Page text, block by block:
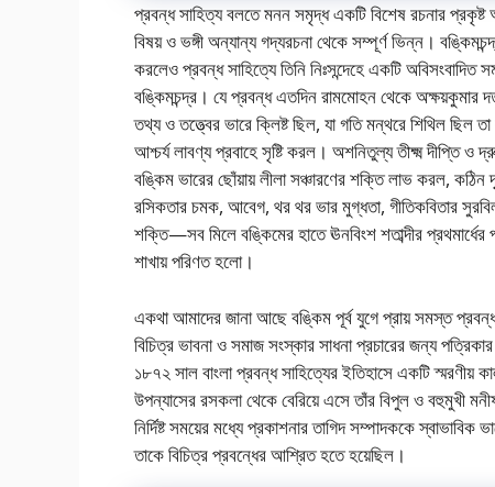
প্রবন্ধ সাহিত্য বলতে মনন সমৃদ্ধ একটি বিশেষ রচনার
বিষয় ও ভঙ্গী অন্যান্য গদ্যরচনা থেকে সম্পূর্ণ ভিন্ন।
করলেও প্রবন্ধ সাহিত্যে তিনি নিঃসন্দেহে একটি অবিসংবাদিত
বঙ্কিমচন্দ্র। যে প্রবন্ধ এতদিন রামমোহন থেকে অক্ষয়কুমার
তথ্য ও তত্ত্বের ভারে ক্লিষ্ট ছিল, যা গতি মন্থরে শিথিল ছিল
আশ্চর্য লাবণ্য প্রবাহে সৃষ্টি করল। অশনিতুল্য তীক্ষ্ম দীপ্তি ও
বঙ্কিম ভারের ছোঁয়ায় লীলা সঞ্চারণের শক্তি লাভ করল, কঠিন
রসিকতার চমক, আবেগ, থর থর ভার মুগ্ধতা, গীতিকবিতার
শক্তি—সব মিলে বঙ্কিমের হাতে ঊনবিংশ শতাব্দীর
শাখায় পরিণত হলো।
একথা আমাদের জানা আছে বঙ্কিম পূর্ব যুগে প্রায় সমস্ত
বিচিত্র ভাবনা ও সমাজ সংস্কার সাধনা প্রচারের জন্য
১৮৭২ সাল বাংলা প্রবন্ধ সাহিত্যের ইতিহাসে একটি স্মরণীয়
উপন্যাসের রসকলা থেকে বেরিয়ে এসে তাঁর বিপুল ও বহুমুখী
নির্দিষ্ট সময়ের মধ্যে প্রকাশনার তাগিদ সম্পাদককে
তাকে বিচিত্র প্রবন্ধের আশ্রিত হতে হয়েছিল।